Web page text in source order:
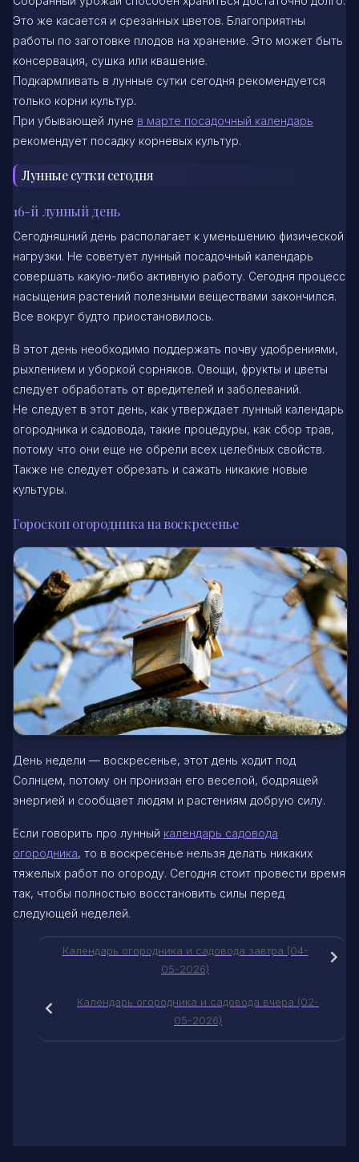
Это же касается и срезанных цветов. Благоприятны
работы по заготовке плодов на хранение. Это может быть
консервация, сушка или квашение.
Подкармливать в лунные сутки сегодня рекомендуется
только корни культур.
При убывающей луне в марте посадочный календарь
рекомендует посадку корневых культур.
Лунные сутки сегодня
16-й лунный день
Сегодняшний день располагает к уменьшению физической
нагрузки. Не советует лунный посадочный календарь
совершать какую-либо активную работу. Сегодня процесс
насыщения растений полезными веществами закончился.
Все вокруг будто приостановилось.
В этот день необходимо поддержать почву удобрениями,
рыхлением и уборкой сорняков. Овощи, фрукты и цветы
следует обработать от вредителей и заболеваний.
Не следует в этот день, как утверждает лунный календарь
огородника и садовода, такие процедуры, как сбор трав,
потому что они еще не обрели всех целебных свойств.
Также не следует обрезать и сажать никакие новые
культуры.
Гороскоп огородника на воскресенье
День недели — воскресенье, этот день ходит под
Солнцем, потому он пронизан его веселой, бодрящей
энергией и сообщает людям и растениям добрую силу.
Если говорить про лунный календарь садовода
огородника, то в воскресенье нельзя делать никаких
тяжелых работ по огороду. Сегодня стоит провести время
так, чтобы полностью восстановить силы перед
следующей неделей.
Календарь огородника и садовода завтра (04-
05-2026)
Календарь огородника и садовода вчера (02-
05-2026)